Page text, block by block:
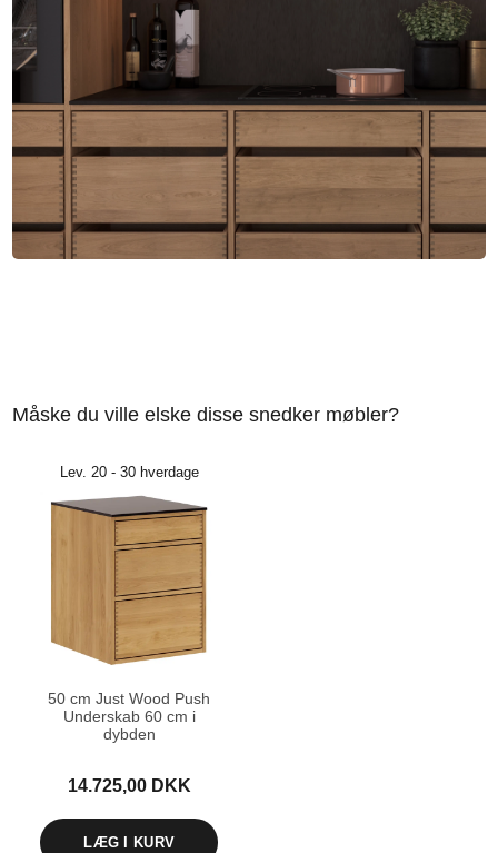
Måske du ville elske disse snedker møbler?
Lev. 20 - 30 hverdage
50 cm Just Wood Push
Underskab 60 cm i
dybden
14.725,00 DKK
LÆG I KURV